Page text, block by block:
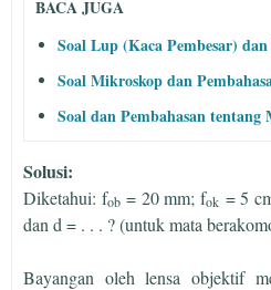
BACA JUGA
Soal Lup (Kaca Pembesar)
Soal Mikroskop dan
Soal dan Pembahasan tentang
Solusi:
Diketahui: fob = 20 mm; fok = 5
dan d = . . . ? (untuk mata
Bayangan oleh lensa objektif